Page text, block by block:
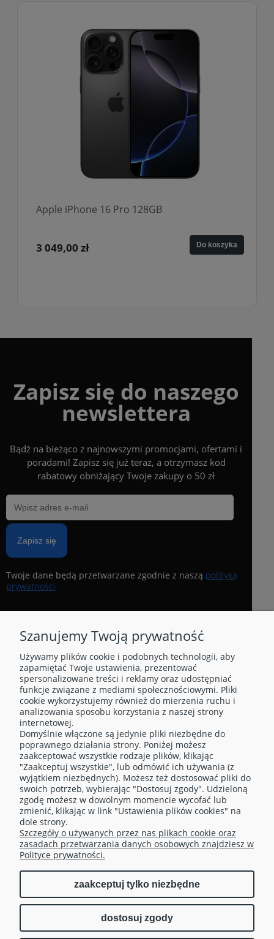
Apple iPhone 16 Pro 128GB
3 049,00 zł Do koszyka
Zapisz się do naszego
newslettera
Bądź na bieżąco z najnowszymi promocjami, ofertami i
poradami! Zapisz się już teraz, a otrzymasz kod
rabatowy obniżający Twoje zakupy o 50 zł
Zapisz się
Twoje dane będą przetwarzane zgodnie z naszą polityką
prywatności
O NAS
OBSŁUGA KLIENTA
TELEFONY
MOJE KONTO
pokaż pełną wersję strony
Szanujemy Twoją prywatność
Używamy plików cookie i podobnych technologii, aby
zapamiętać Twoje ustawienia, prezentować
spersonalizowane treści i reklamy oraz udostępniać
funkcje związane z mediami społecznościowymi. Pliki
cookie wykorzystujemy również do mierzenia ruchu i
analizowania sposobu korzystania z naszej strony
internetowej.
Domyślnie włączone są jedynie pliki niezbędne do
poprawnego działania strony. Poniżej możesz
zaakceptować wszystkie rodzaje plików, klikając
"Zaakceptuj wszystkie", lub odmówić ich używania (z
wyjątkiem niezbędnych). Możesz też dostosować pliki do
swoich potrzeb, wybierając "Dostosuj zgody". Udzieloną
zgodę możesz w dowolnym momencie wycofać lub
zmienić, klikając w link "Ustawienia plików cookies" na
dole strony.
Szczegóły o używanych przez nas plikach cookie oraz
zasadach przetwarzania danych osobowych znajdziesz w
Polityce prywatności.
zaakceptuj tylko niezbędne
dostosuj zgody